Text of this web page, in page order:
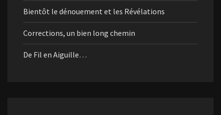
Bientôt le dénouement et les Révélations
Corrections, un bien long chemin
De Fil en Aiguille…